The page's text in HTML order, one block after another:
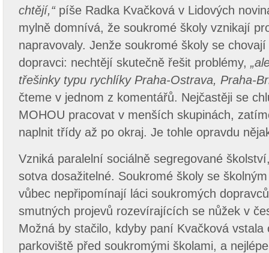
chtějí,“píše Radka Kvačková v Lidových
mylně domnívá, že soukromé školy vznikají
napravovaly. Jenže soukromé školy se
dopravci: nechtějí skutečně řešit problémy,
třešinky typu rychlíky Praha-Ostrava, Praha-
čteme v jednom z komentářů. Nejčastěji se
MOHOU pracovat v menších skupinách,
naplnit třídy až po okraj. Je tohle opravdu
Vzniká paralelní sociálně segregované
sotva dosažitelné. Soukromé školy se
vůbec nepřipomínají láci soukromých
smutných projevů rozevírajících se nůžek v
Možná by stačilo, kdyby paní Kvačková vstala
parkoviště před soukromými školami, a